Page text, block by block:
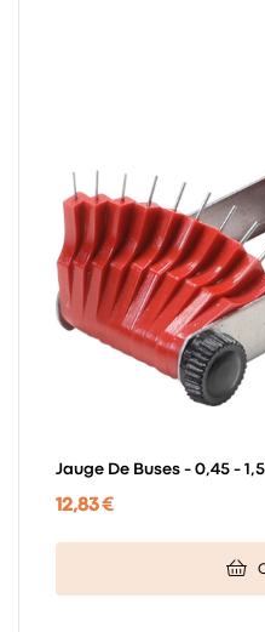
Jauge De Buses - 0,45 -
12,83 €